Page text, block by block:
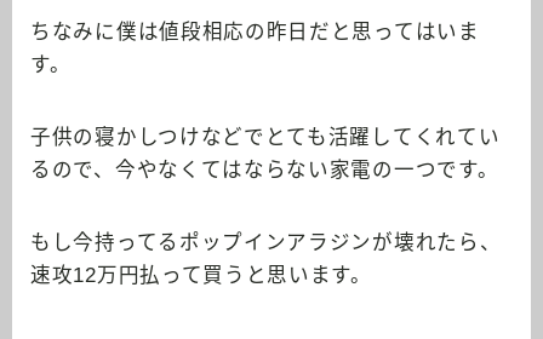
ちなみに僕は値段相応の昨日だと思ってはいま
す。
子供の寝かしつけなどでとても活躍してくれてい
るので、今やなくてはならない家電の一つです。
もし今持ってるポップインアラジンが壊れたら、
速攻12万円払って買うと思います。